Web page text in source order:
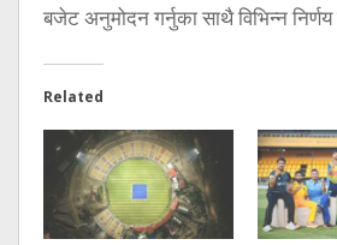
बजेट अनुमोदन गर्नुका साथै विभिन्न
Related